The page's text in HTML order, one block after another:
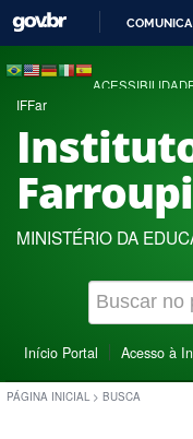
IFFar
MINISTÉRIO DA
Início Portal Acesso à
PÁGINA INICIAL > BUSCA